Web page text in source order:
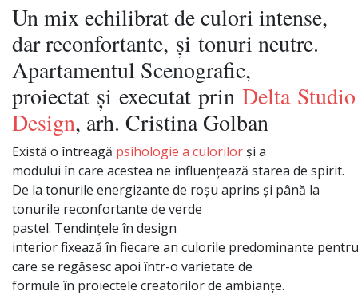
Un mix echilibrat de culori intense,
dar reconfortante, și tonuri neutre.
Apartamentul Scenografic,
proiectat și executat prin DeltaStudio
Design, arh. Cristina Golban
Există o întreagă psihologie a culorilorși a
modului în care acestea ne influențează starea de spirit.
De la tonurile energizante de roșu aprins și până la
tonurile reconfortante de verde
pastel. Tendințele în design
interiorfixează în fiecare an culorile predominante
care se regăsescapoi într-o varietate de
formule în proiectele creatorilor de ambianțe.